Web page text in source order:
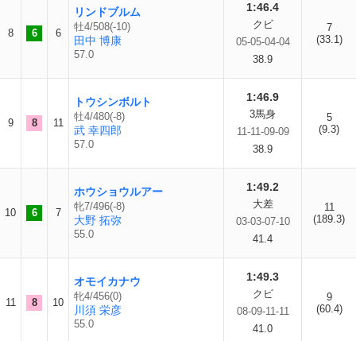
8 6 6
リンドブルム
牡4/508(-10)
田中 博康
57.0
1:46.4
クビ
05-05-04-04
38.9
7
(33.1)
9 8 11
トウシンボルト
牡4/480(-8)
武 幸四郎
57.0
1:46.9
3馬身
11-11-09-09
38.9
5
(9.3)
10 6 7
ホウショウルアー
牝7/496(-8)
大野 拓弥
55.0
1:49.2
大差
03-03-07-10
41.4
11
(189.3)
11 8 10
オモイカナウ
牝4/456(0)
川須 栄彦
55.0
1:49.3
クビ
08-09-11-11
41.0
9
(60.4)